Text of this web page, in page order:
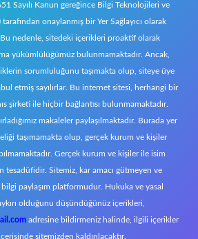
Sayılı Kanun gereğince Bilgi Teknolojileri ve
onaylanmış bir Yer Sağlayıcı olarak
nedenle, sitedeki içerikleri proaktif olarak
yükümlülüğümüz bulunmamaktadır. Ancak,
sorumluluğunu taşımakta olup, siteye üye
etmiş sayılırlar. Bu internet sitesi, herhangi bir
şirketi ile hiçbir bağlantısı bulunmamaktadır.
makaleler paylaşılmaktadır. Burada yer
taşımamakta olup, gerçek kurum ve kişiler
Gerçek kurum ve kişiler ile isim
tesadüfidir. Sitemiz, kar amacı gütmeyen ve
paylaşım platformudur. Hukuka ve yasal
olduğunu düşündüğünüz içerikleri,
adresine bildirmeniz halinde, ilgili içerikler
sitemizden kaldırılacaktır.